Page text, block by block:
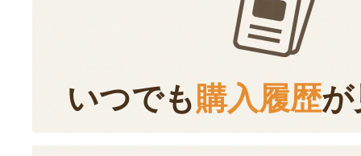
いつでも購入履歴が